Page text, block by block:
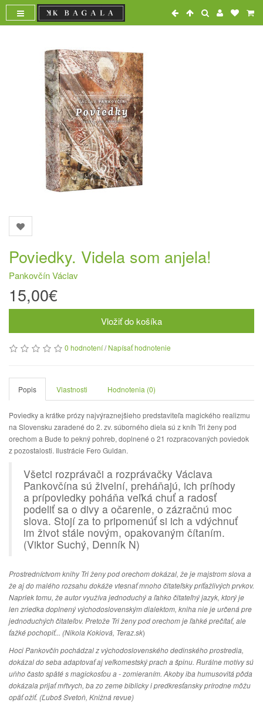
Poviedky. Videla som anjela!
Pankovčín Václav
15,00€
Vložiť do košíka
0 hodnotení/Napísať hodnotenie
Popis Vlastnosti Hodnotenia (0)
Poviedky a krátke prózy najvýraznejšieho predstaviteľa magického realizmu
na Slovensku zaradené do 2. zv. súborného diela sú z kníh Tri ženy pod
orechom a Bude to pekný pohreb, doplnené o 21 rozpracovaných poviedok
z pozostalosti. Ilustrácie Fero Guldan.
Všetci rozprávači a rozprávačky Václava
Pankovčína sú živelní, preháňajú, ich príhody
a prípoviedky poháňa veľká chuť a radosť
podeliť sa o divy a očarenie, o zázračnú moc
slova. Stojí za to pripomenúť si ich a vdýchnuť
im život stále novým, opakovaným čítaním.
(Viktor Suchý, Denník N)
Prostredníctvom knihy Tri ženy pod orechom dokázal, že je majstrom slova a
že aj do malého rozsahu dokáže vtesnať mnoho čitateľsky príťažlivých prvkov.
Napriek tomu, že autor využíva jednoduchý a ľahko čitateľný jazyk, ktorý je
len zriedka doplnený východoslovenským dialektom, kniha nie je určená pre
jednoduchých čitateľov. Pretože Tri ženy pod orechom je ľahké prečítať, ale
ťažké pochopiť... (Nikola Kokiová, Teraz.sk)
Hoci Pankovčín pochádzal z východoslovenského dedinského prostredia,
dokázal do seba adaptovať aj veľkomestský prach a špinu. Rurálne motívy sú
uňho často späté s magickosťou a - zomieraním. Akoby iba humusovitá pôda
dokázala prijať mŕtvych, ba zo zeme biblicky i predkresťansky prírodne môžu
opäť ožiť. (Ľuboš Svetoň, Knižná revue)